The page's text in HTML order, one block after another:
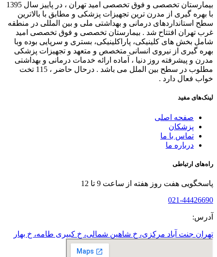
بیمارستان تخصصی و فوق تخصصی امید تهران ، در پاییز سال 1395
با بهره گیری از مدرن ترین تجهیزات پزشکی و مطابق با بالاترین
سطح استانداردهای درمانی و بهداشتی ملی و بین المللی در منطقه
غرب تهران افتتاح شد . بیمارستان تخصصی و فوق تخصصی امید
شامل بخش های کلینیکی، پاراکلینیکی، بستری و سرپایی بوده وبا
بهره گیری از نیروی انسانی متخصص و متعهد و تجهیزات پزشکی
مدرن و پیشرفته روز دنیا ، آماده ارائه خدمات درمانی و بهداشتی
مطلوب در سطح بین الملل می باشد . درحال حاضر ، 115 تخت
خواب فعال دارد .
لینک‌های مفید
صفحه اصلی
پزشکان
تماس با ما
درباره ما
راه‌های ارتباطی
پاسخگویی هفت روز هفته از ساعت 9 تا 12
021-44426690
آدرس:
تهران جنت آباد مرکزی، خ شاهین شمالی، خ کبیری طامه، خ بهار